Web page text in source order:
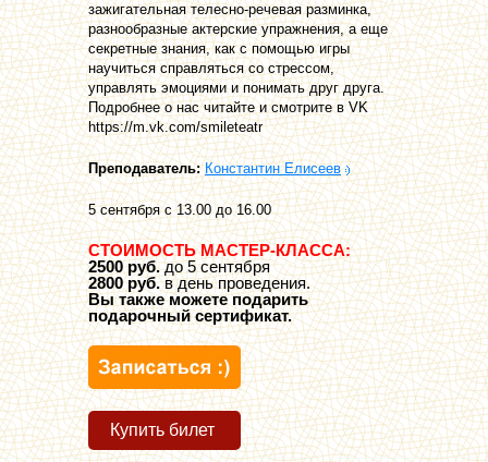
зажигательная телесно-речевая разминка,
разнообразные актерские упражнения, а еще
секретные знания, как с помощью игры
научиться справляться со стрессом,
управлять эмоциями и понимать друг друга.
Подробнее о нас читайте и смотрите в VK
https://m.vk.com/smileteatr
Преподаватель: Константин Елисеев
5 сентября с 13.00 до 16.00
СТОИМОСТЬ МАСТЕР-КЛАССА:
2500 руб.до 5 сентября
2800 руб.в день проведения.
Вы также можете подарить
подарочный сертификат.
Купить билет